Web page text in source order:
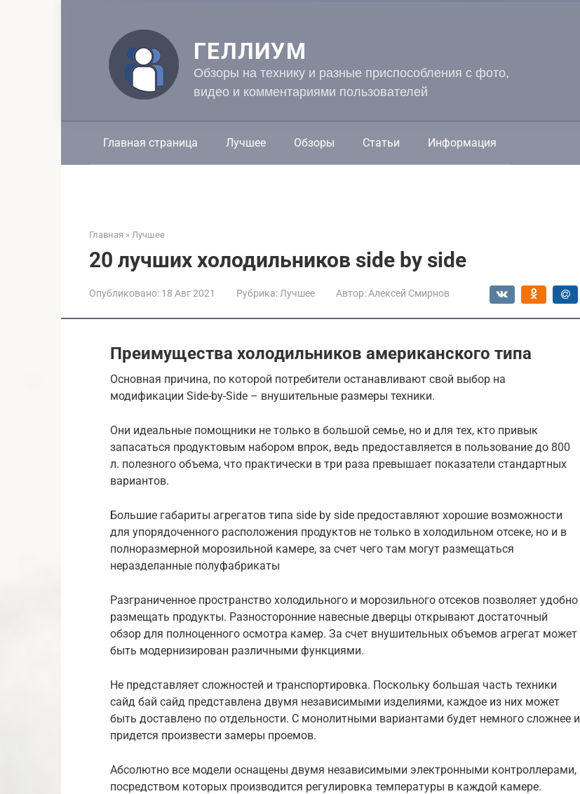
ГЕЛЛИУМ
Обзоры на технику и разные приспособления с фото,
видео и комментариями пользователей
Главная страница Лучшее Обзоры Статьи Информация
Главная » Лучшее
20 лучших холодильников side by side
Опубликовано: 18 Авг 2021 Рубрика: Лучшее Автор: Алексей Смирнов
Преимущества холодильников американского типа
Основная причина, по которой потребители останавливают свой выбор на
модификации Side-by-Side – внушительные размеры техники.
Они идеальные помощники не только в большой семье, но и для тех, кто привык
запасаться продуктовым набором впрок, ведь предоставляется в пользование до 800
л. полезного объема, что практически в три раза превышает показатели стандартных
вариантов.
Большие габариты агрегатов типа side by side предоставляют хорошие возможности
для упорядоченного расположения продуктов не только в холодильном отсеке, но и в
полноразмерной морозильной камере, за счет чего там могут размещаться
неразделанные полуфабрикаты
Разграниченное пространство холодильного и морозильного отсеков позволяет удобно
размещать продукты. Разносторонние навесные дверцы открывают достаточный
обзор для полноценного осмотра камер. За счет внушительных объемов агрегат может
быть модернизирован различными функциями.
Не представляет сложностей и транспортировка. Поскольку большая часть техники
сайд бай сайд представлена двумя независимыми изделиями, каждое из них может
быть доставлено по отдельности. С монолитными вариантами будет немного сложнее и
придется произвести замеры проемов.
Абсолютно все модели оснащены двумя независимыми электронными контроллерами,
посредством которых производится регулировка температуры в каждой камере.